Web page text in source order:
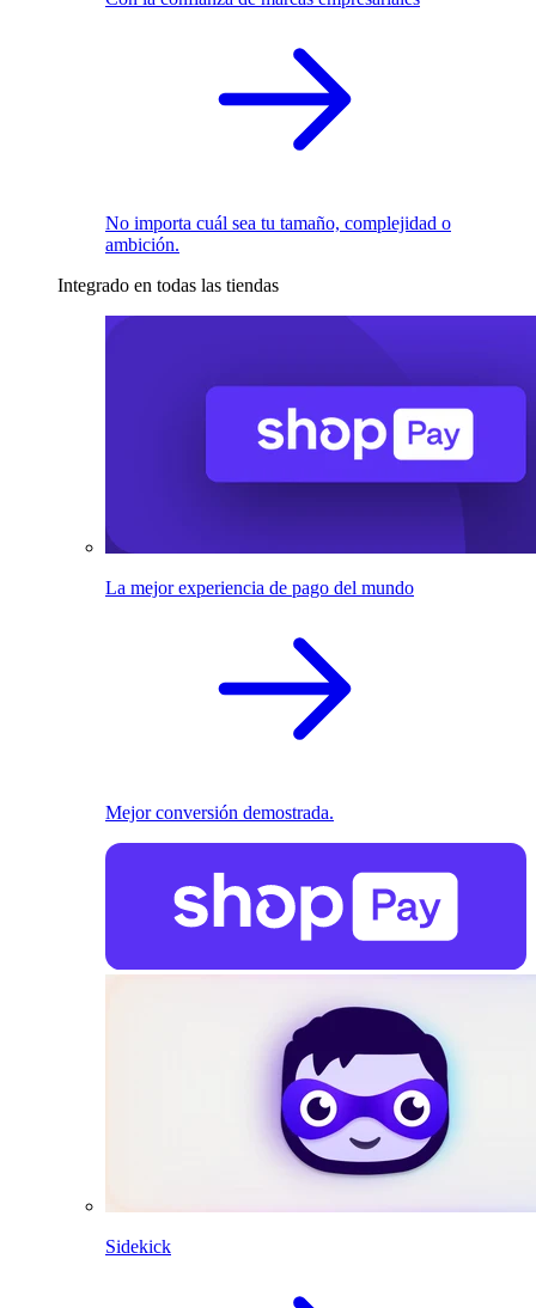
No importa cuál sea tu tamaño, complejidad o
ambición.
Integrado en todas las tiendas
La mejor experiencia de pago del mundo
Mejor conversión demostrada.
Sidekick